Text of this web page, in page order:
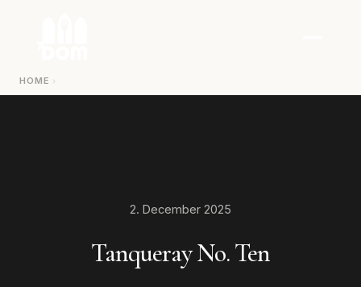
HOME
2. December 2025
Tanqueray No. Ten